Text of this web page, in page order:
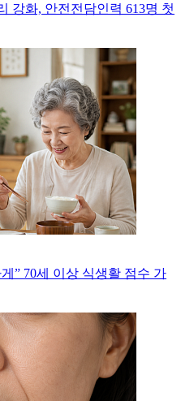
강화, 안전전담인력 613명 첫
” 70세 이상 식생활 점수 가